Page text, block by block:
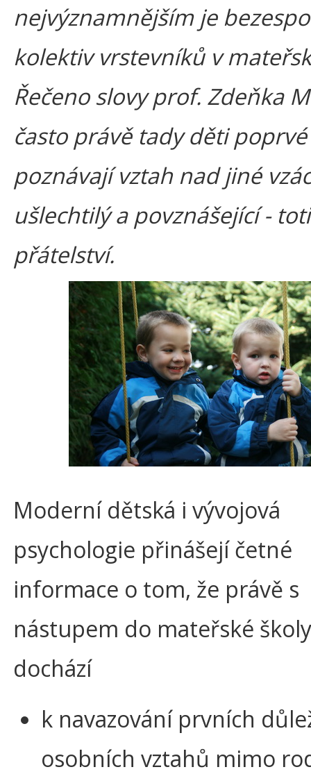
nejvýznamnějším je
kolektiv vrstevníků v
Řečeno slovy prof. Zdeňka
často právě tady děti poprvé
poznávají vztah nad jiné
ušlechtilý a povznášející -
přátelství.
Moderní dětská i vývojová
psychologie přinášejí četné
informace o tom, že právě s
nástupem do mateřské
dochází
k navazování prvních
osobních vztahů mimo